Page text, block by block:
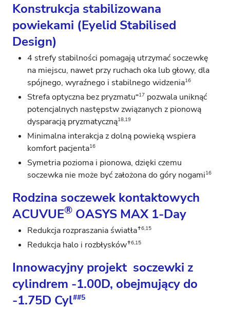
Konstrukcja stabilizowana
powiekami (Eyelid Stabilised
Design)
4 strefy stabilności pomagają utrzymać soczewkę
na miejscu, nawet przy ruchach oka lub głowy, dla
spójnego, wyraźnego i stabilnego widzenia16
Strefa optyczna bez pryzmatu∞17 pozwala uniknąć
potencjalnych następstw związanych z pionową
dysparacją pryzmatyczną18,19
Minimalna interakcja z dolną powieką wspiera
komfort pacjenta16
Symetria pozioma i pionowa, dzięki czemu
soczewka nie może być założona do góry nogami16
Rodzina soczewek kontaktowych
ACUVUE® OASYS MAX 1-Day
Redukcja rozpraszania światła✝6,15
Redukcja halo i rozbłysków✝6,15
Innowacyjny projekt soczewki z
cylindrem -1.00D, obejmujący do
-1.75D Cyl##5